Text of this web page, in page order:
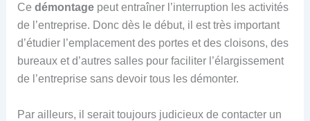
Ce démontagepeut entraîner l’interruption les activités
de l’entreprise. Donc dès le début, il est très important
d’étudier l’emplacement des portes et des cloisons, des
bureaux et d’autres salles pour faciliter l’élargissement
de l’entreprise sans devoir tous les démonter.
Par ailleurs, il serait toujours judicieux de contacter un